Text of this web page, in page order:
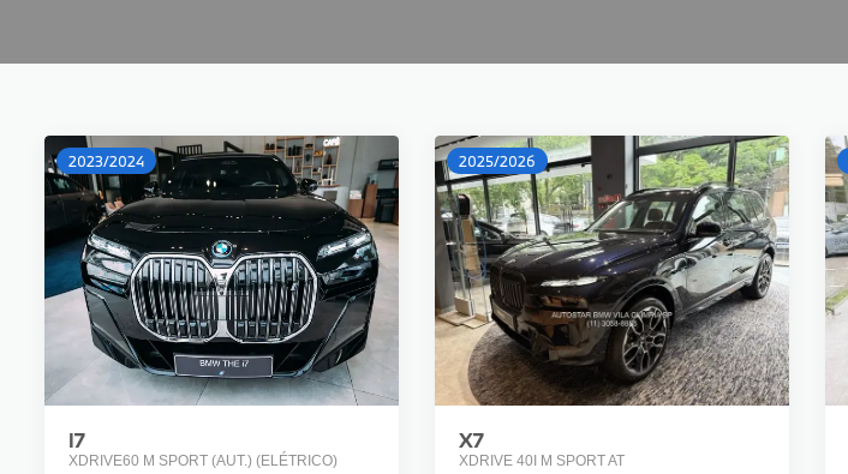
2023/2024
I7
XDRIVE60 M SPORT (AUT.) (ELÉTRICO)
2025/2026
X7
XDRIVE 40I M SPORT AT